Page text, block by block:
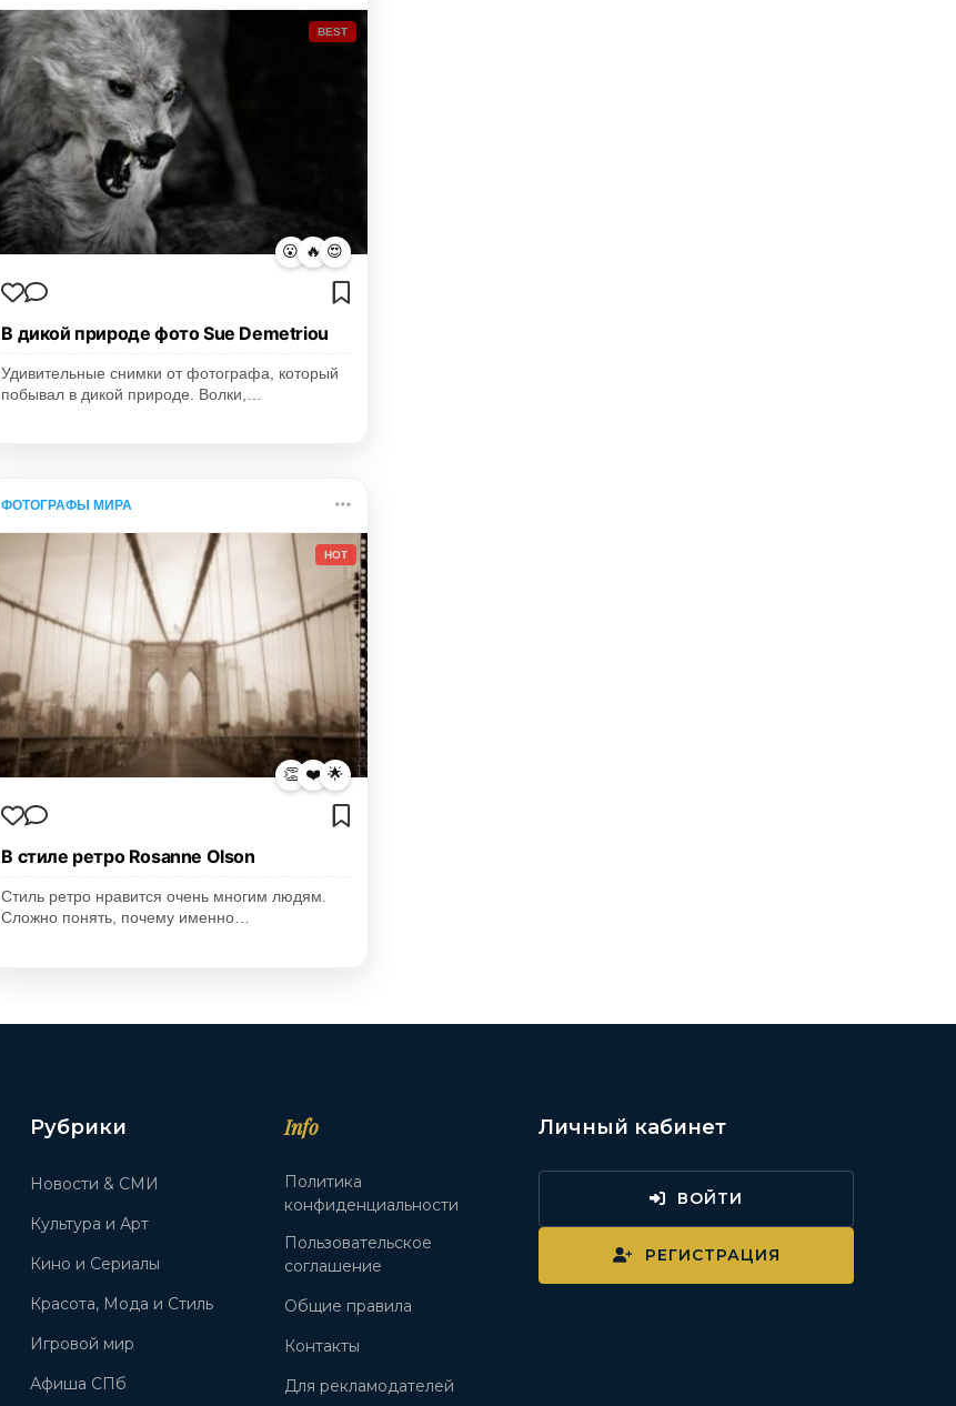
BEST
😮 🔥 😍
В дикой природе фото Sue Demetriou
Удивительные снимки от фотографа, который
побывал в дикой природе. Волки,…
ФОТОГРАФЫ МИРА
HOT
👏 ❤️ 🌟
В стиле ретро Rosanne Olson
Стиль ретро нравится очень многим людям.
Сложно понять, почему именно…
Рубрики
Новости & СМИ
Культура и Арт
Кино и Сериалы
Красота, Мода и Стиль
Игровой мир
Афиша СПб
Info
Политика
конфиденциальности
Пользовательское
соглашение
Общие правила
Контакты
Для рекламодателей
Личный кабинет
ВОЙТИ
РЕГИСТРАЦИЯ